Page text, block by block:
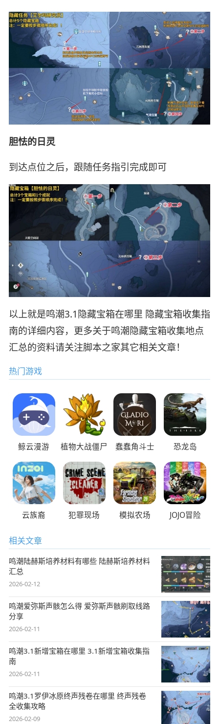
胆怯的日灵
到达点位之后，跟随任务指引完成即可
以上就是鸣潮3.1隐藏宝箱在哪里 隐藏宝箱收集指
南的详细内容，更多关于鸣潮隐藏宝箱收集地点
汇总的资料请关注脚本之家其它相关文章！
热门游戏
鲸云漫游 植物大战僵尸 蠢蠢角斗士 恐龙岛
云族裔 犯罪现场 模拟农场 JOJO冒险
相关文章
鸣潮陆赫斯培养材料有哪些 陆赫斯培养材料
汇总
2026-02-12
鸣潮爱弥斯声骸怎么得 爱弥斯声骸刷取线路
分享
2026-02-11
鸣潮3.1新增宝箱在哪里 3.1新增宝箱收集指
南
2026-02-11
鸣潮3.1罗伊冰原终声残卷在哪里 终声残卷
全收集攻略
2026-02-09